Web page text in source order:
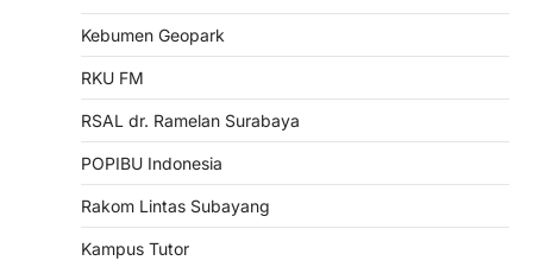
Kebumen Geopark
RKU FM
RSAL dr. Ramelan Surabaya
POPIBU Indonesia
Rakom Lintas Subayang
Kampus Tutor